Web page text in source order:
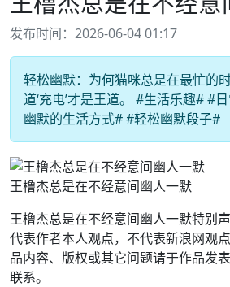
发布时间：2026-06-04 01:17
轻松幽默：为何猫咪总是在最忙的
道‘充电’才是王道。 #生活乐趣# #
幽默的生活方式# #轻松幽默段子#
王橹杰总是在不经意间幽人一默
王橹杰总是在不经意间幽人一默特别
代表作者本人观点，不代表新浪网观
品内容、版权或其它问题请于作品发
联系。